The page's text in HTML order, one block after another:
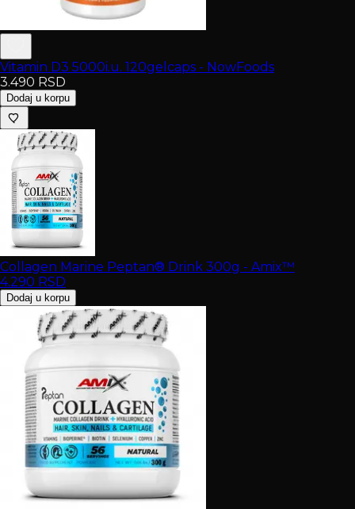
Vitamin D3 5000i.u. 120gelcaps - NowFoods
3.490 RSD
Dodaj u korpu
Collagen Marine Peptan® Drink 300g - Amix™
4.290 RSD
Dodaj u korpu